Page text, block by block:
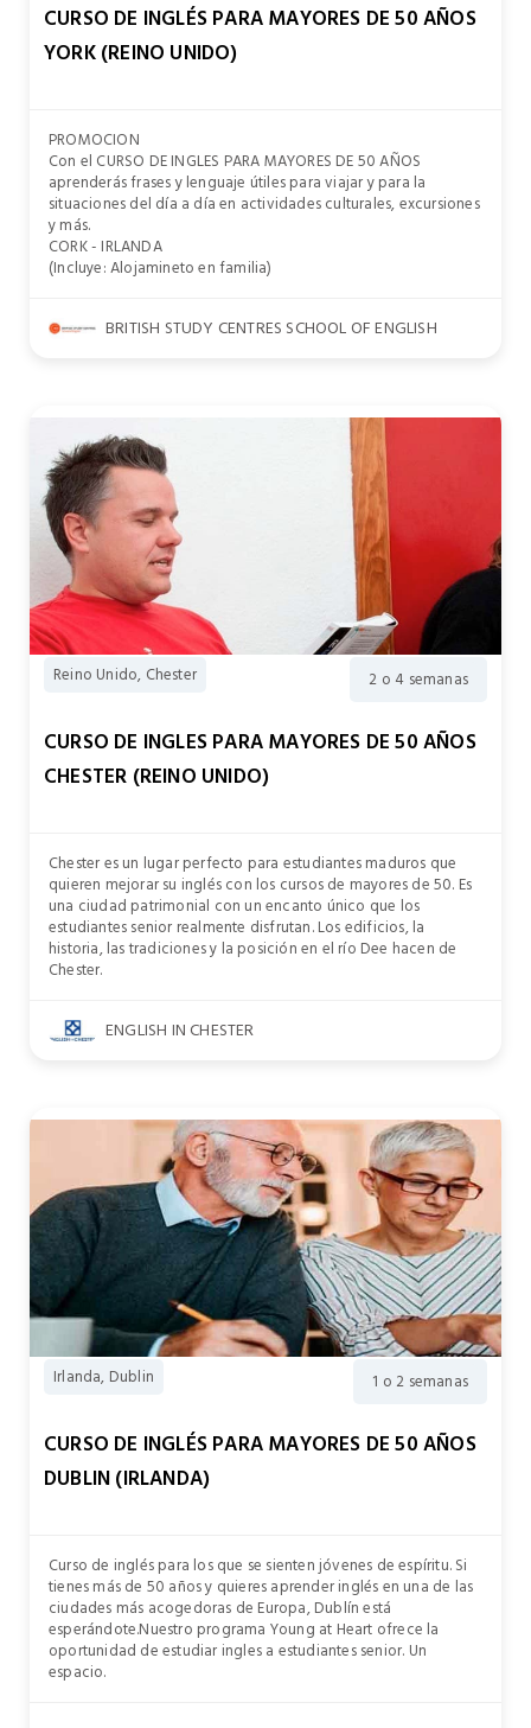
CURSO DE INGLÉS PARA MAYORES DE 50 AÑOS
YORK (REINO UNIDO)
PROMOCION
Con el CURSO DE INGLES PARA MAYORES DE 50 AÑOS
aprenderás frases y lenguaje útiles para viajar y para la
situaciones del día a día en actividades culturales, excursiones
y más.
CORK - IRLANDA
(Incluye: Alojamineto en familia)
BRITISH STUDY CENTRES SCHOOL OF ENGLISH
Reino Unido, Chester 2 o 4 semanas
CURSO DE INGLES PARA MAYORES DE 50 AÑOS
CHESTER (REINO UNIDO)
Chester es un lugar perfecto para estudiantes maduros que
quieren mejorar su inglés con los cursos de mayores de 50. Es
una ciudad patrimonial con un encanto único que los
estudiantes senior realmente disfrutan. Los edificios, la
historia, las tradiciones y la posición en el río Dee hacen de
Chester.
ENGLISH IN CHESTER
Irlanda, Dublin 1 o 2 semanas
CURSO DE INGLÉS PARA MAYORES DE 50 AÑOS
DUBLIN (IRLANDA)
Curso de inglés para los que se sienten jóvenes de espíritu. Si
tienes más de 50 años y quieres aprender inglés en una de las
ciudades más acogedoras de Europa, Dublín está
esperándote.Nuestro programa Young at Heart ofrece la
oportunidad de estudiar ingles a estudiantes senior. Un
espacio.